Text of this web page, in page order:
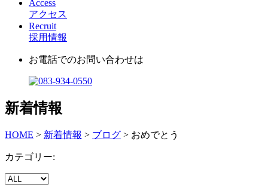
Access
アクセス
Recruit
採用情報
お電話でのお問い合わせは
新着情報
HOME > 新着情報 > ブログ > おめでとう
カテゴリー: